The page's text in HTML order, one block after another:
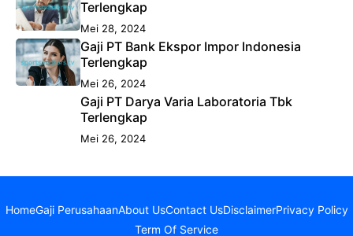
Terlengkap
Mei 28, 2024
Gaji PT Bank Ekspor Impor Indonesia
Terlengkap
Mei 26, 2024
Gaji PT Darya Varia Laboratoria Tbk
Terlengkap
Mei 26, 2024
HomeGaji PerusahaanAbout UsContact UsDisclaimerPrivacy Policy
Term Of Service